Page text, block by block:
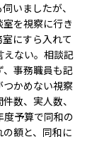
いましたが、
を視察に行き
にすら入れて
えない。相談記
事務職員も記
かめない視察
数、実人数、
予算で同和の
額と、同和に